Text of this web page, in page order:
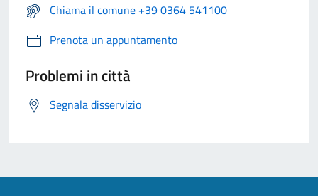
Chiama il comune +39 0364 541100
Prenota un appuntamento
Problemi in città
Segnala disservizio